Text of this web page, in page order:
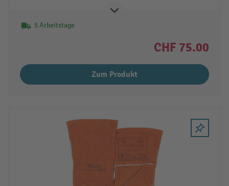
5 Arbeitstage
CHF 75.00
Zum Produkt